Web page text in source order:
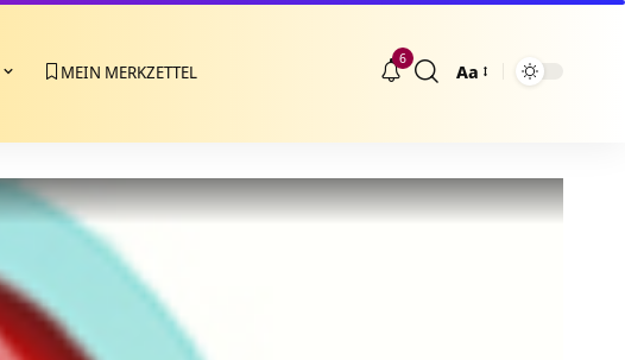
MEIN MERKZETTEL
6
Größenänderung
Aa